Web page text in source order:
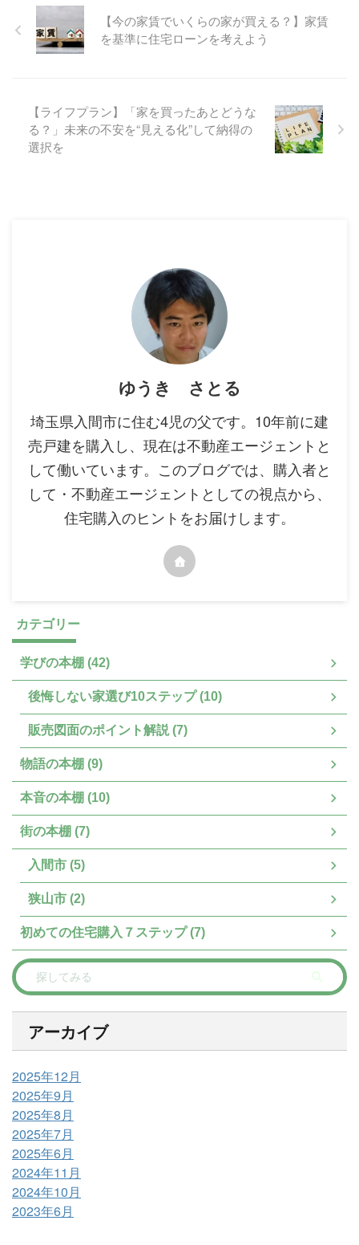
【今の家賃でいくらの家が買える？】家賃
を基準に住宅ローンを考えよう
【ライフプラン】「家を買ったあとどうな
る？」未来の不安を“見える化”して納得の
選択を
ゆうき さとる
埼玉県入間市に住む4児の父です。10年前に建
売戸建を購入し、現在は不動産エージェントと
して働いています。このブログでは、購入者と
して・不動産エージェントとしての視点から、
住宅購入のヒントをお届けします。
カテゴリー
学びの本棚 (42)
後悔しない家選び10ステップ (10)
販売図面のポイント解説 (7)
物語の本棚 (9)
本音の本棚 (10)
街の本棚 (7)
入間市 (5)
狭山市 (2)
初めての住宅購入７ステップ (7)
アーカイブ
2025年12月
2025年9月
2025年8月
2025年7月
2025年6月
2024年11月
2024年10月
2023年6月